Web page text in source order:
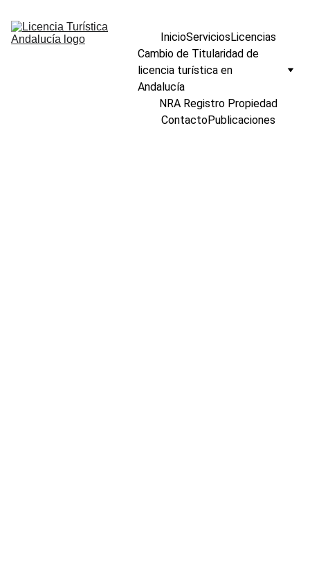
InicioServiciosLicencias
Cambio de Titularidad de
licencia turística en
Andalucía
NRA Registro Propiedad
ContactoPublicaciones